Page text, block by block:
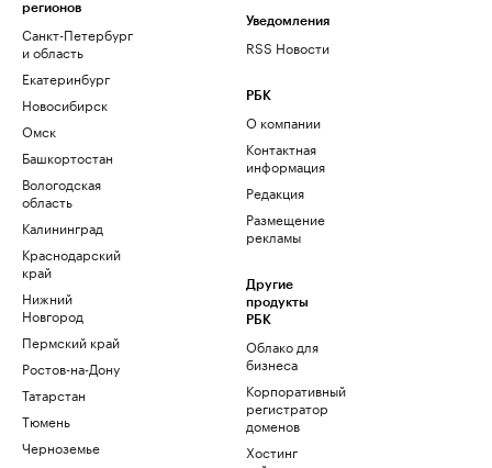
регионов
Санкт-Петербург
и область
Екатеринбург
Новосибирск
Омск
Башкортостан
Вологодская
область
Калининград
Краснодарский
край
Нижний
Новгород
Пермский край
Ростов-на-Дону
Татарстан
Тюмень
Черноземье
Уведомления
RSS Новости
РБК
О компании
Контактная
информация
Редакция
Размещение
рекламы
Другие
продукты
РБК
Облако для
бизнеса
Корпоративный
регистратор
доменов
Хостинг